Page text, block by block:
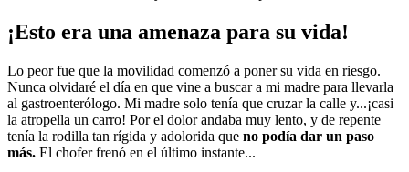
¡Esto era una amenaza para su vida!
Lo peor fue que la movilidad comenzó a poner su vida en riesgo.
Nunca olvidaré el día en que vine a buscar a mi madre para llevarla
al gastroenterólogo. Mi madre solo tenía que cruzar la calle y...¡casi
la atropella un carro! Por el dolor andaba muy lento, y de repente
tenía la rodilla tan rígida y adolorida que no podía dar un paso
más. El chofer frenó en el último instante...